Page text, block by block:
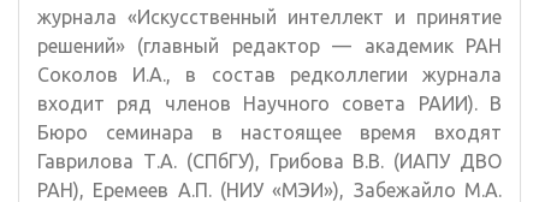
журнала «Искусственный интеллект и принятие
решений» (главный редактор — академик РАН
Соколов И.А., в состав редколлегии журнала
входит ряд членов Научного совета РАИИ). В
Бюро семинара в настоящее время входят
Гаврилова Т.А. (СПбГУ), Грибова В.В. (ИАПУ ДВО
РАН), Еремеев А.П. (НИУ «МЭИ»), Забежайло М.А.